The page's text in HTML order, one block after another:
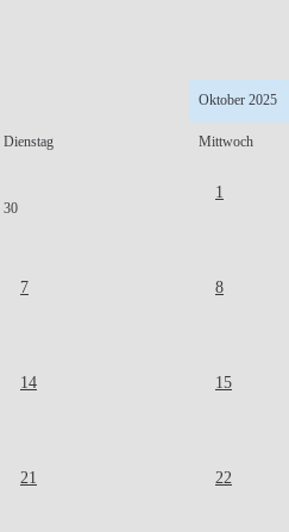
Oktober 2025
Dienstag Mittwoch
30
1
7 8
14 15
21 22